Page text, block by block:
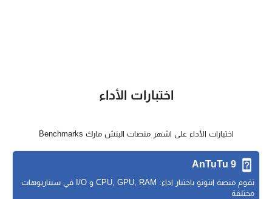
اختبارات الأداء
اختبارات الأداء على اشهر منصات البنش مارك Benchmarks
AnTuTu 9
تقوم منصة انتوتو باختبار اداء: CPU, GPU, RAM و I/O في سيناريوهات
مختلفة